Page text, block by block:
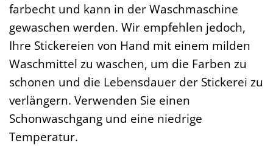
farbecht und kann in der Waschmaschine
gewaschen werden. Wir empfehlen jedoch,
Ihre Stickereien von Hand mit einem milden
Waschmittel zu waschen, um die Farben zu
schonen und die Lebensdauer der Stickerei zu
verlängern. Verwenden Sie einen
Schonwaschgang und eine niedrige
Temperatur.